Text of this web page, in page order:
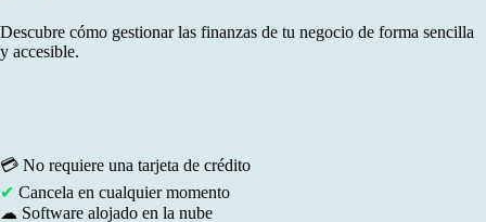
Descubre cómo gestionar las finanzas de tu negocio de forma sencilla
y accesible.
💳 No requiere una tarjeta de crédito
✔ Cancela en cualquier momento
☁ Software alojado en la nube